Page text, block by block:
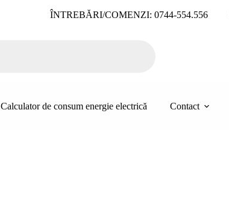
ÎNTREBĂRI/COMENZI: 0744-554.556
Calculator de consum energie electrică Contact